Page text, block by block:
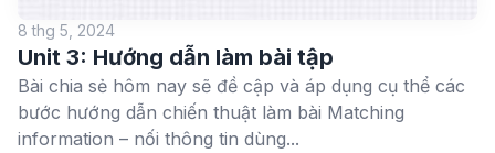
8 thg 5, 2024
Unit 3: Hướng dẫn làm bài tập
Bài chia sẻ hôm nay sẽ đề cập và áp dụng cụ thể các
bước hướng dẫn chiến thuật làm bài Matching
information – nối thông tin dùng...